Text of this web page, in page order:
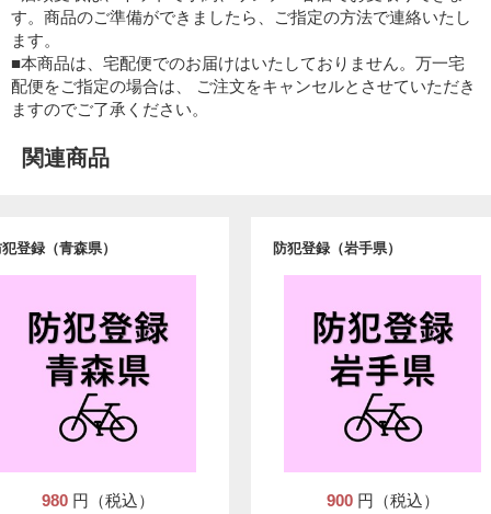
す。商品のご準備ができましたら、ご指定の方法で連絡いたし
ます。
■本商品は、宅配便でのお届けはいたしておりません。万一宅
配便をご指定の場合は、 ご注文をキャンセルとさせていただき
ますのでご了承ください。
関連商品
登録（青森県）
980円（税込）
防犯登録（岩手県）
900円（税込）